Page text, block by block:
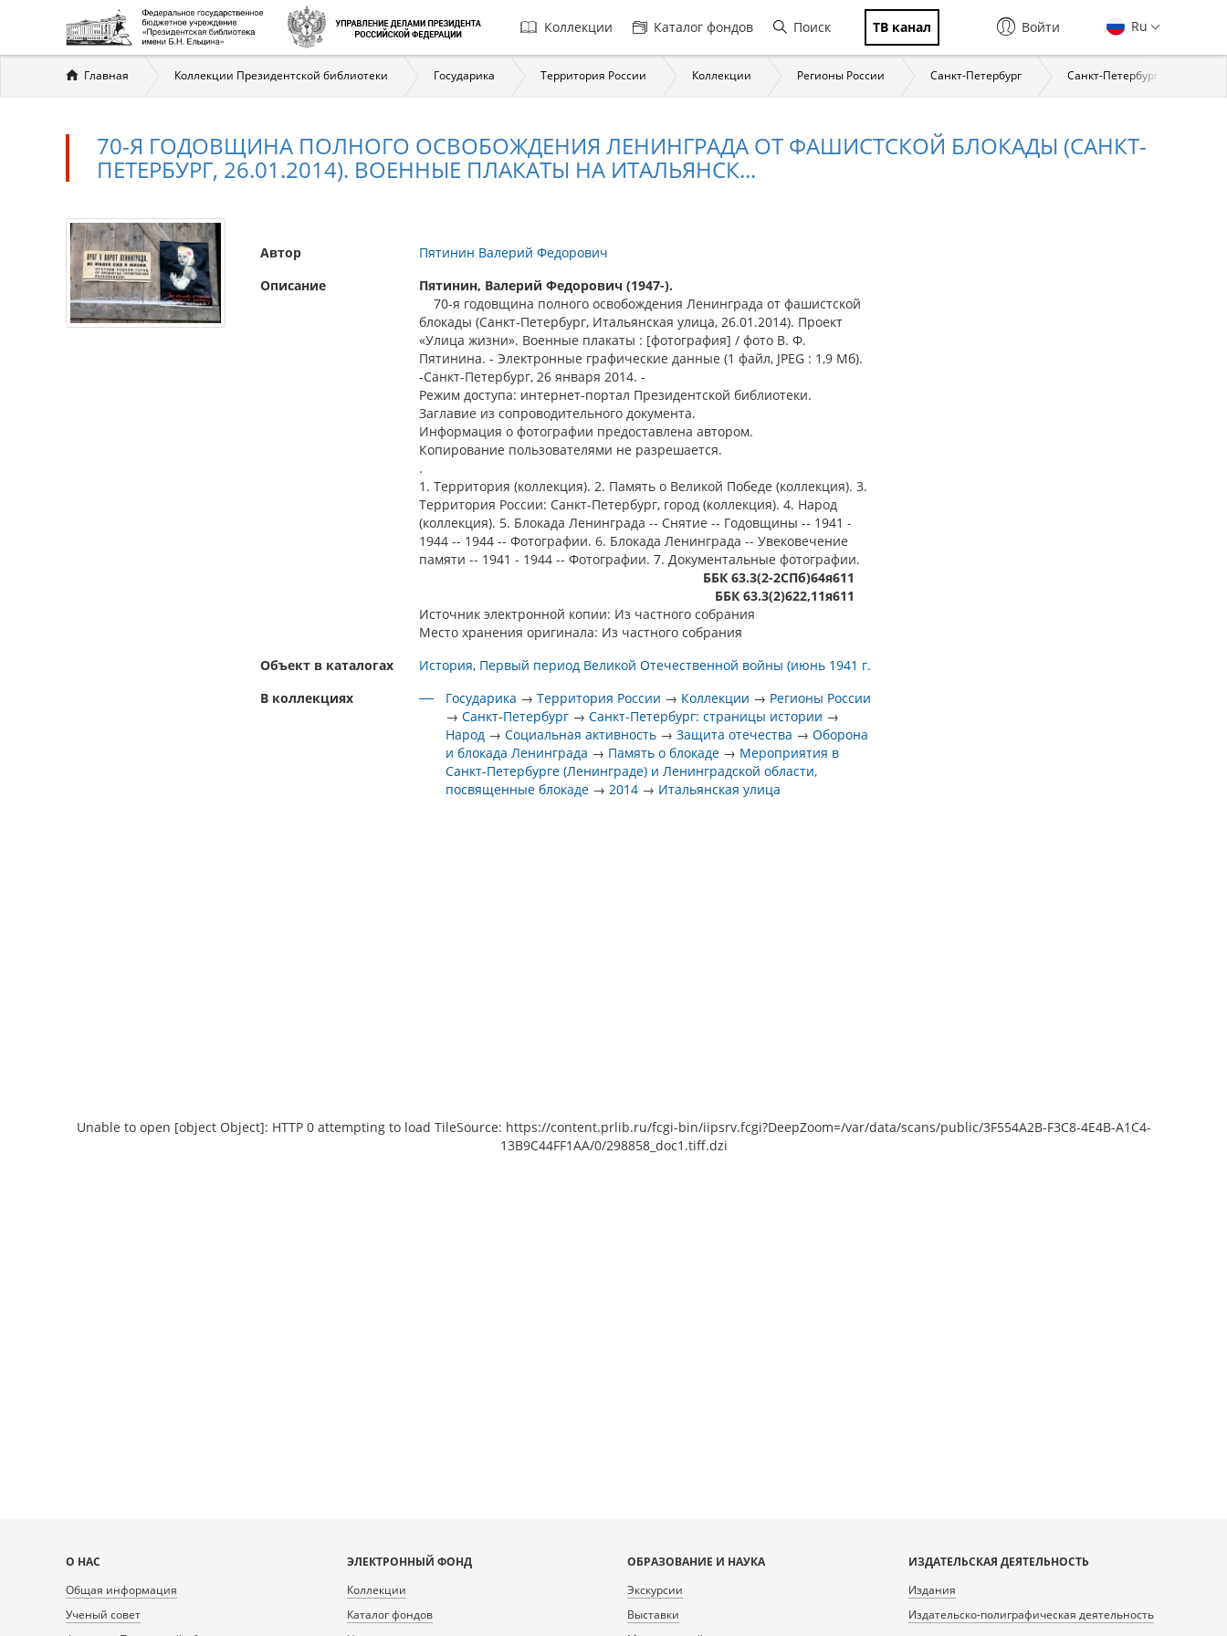
Главная
навигация
Коллекции Каталог фондов Поиск ТВ канал Ru
Войти
Вы
здесь
Главная Коллекции Президентской библиотеки Государика Территория России Коллекции Регионы России Санкт-Петербург Санкт-Петербург: страницы
70-Я ГОДОВЩИНА ПОЛНОГО ОСВОБОЖДЕНИЯ ЛЕНИНГРАДА ОТ ФАШИСТСКОЙ БЛОКАДЫ (САНКТ-
ПЕТЕРБУРГ, 26.01.2014). ВОЕННЫЕ ПЛАКАТЫ НА ИТАЛЬЯНСК...
Автор
Пятинин Валерий Федорович
Описание
Пятинин, Валерий Федорович (1947-).
70-я годовщина полного освобождения Ленинграда от фашистской
блокады (Санкт-Петербург, Итальянская улица, 26.01.2014). Проект
«Улица жизни». Военные плакаты : [фотография] / фото В. Ф.
Пятинина. - Электронные графические данные (1 файл, JPEG : 1,9 Мб).
-Санкт-Петербург, 26 января 2014. -
Режим доступа: интернет-портал Президентской библиотеки.
Заглавие из сопроводительного документа.
Информация о фотографии предоставлена автором.
Копирование пользователями не разрешается.
.
1. Территория (коллекция). 2. Память о Великой Победе (коллекция). 3.
Территория России: Санкт-Петербург, город (коллекция). 4. Народ
(коллекция). 5. Блокада Ленинграда -- Снятие -- Годовщины -- 1941 -
1944 -- 1944 -- Фотографии. 6. Блокада Ленинграда -- Увековечение
памяти -- 1941 - 1944 -- Фотографии. 7. Документальные фотографии.
ББК 63.3(2-2СПб)64я611
ББК 63.3(2)622,11я611
Источник электронной копии: Из частного собрания
Место хранения оригинала: Из частного собрания
Объект в каталогах
История Первый период Великой Отечественной войны (июнь 1941 г.
В коллекциях
Государика →Территория России → Коллекции → Регионы России
→Санкт-Петербург →Санкт-Петербург: страницы истории →
Народ →Социальная активность →Защита отечества →Оборона
и блокада Ленинграда → Память о блокаде → Мероприятия в
Санкт-Петербурге (Ленинграде) и Ленинградской области,
посвященные блокаде →2014 → Итальянская улица
Unable to open [object Object]: HTTP 0 attempting to load TileSource: https://content.prlib.ru/fcgi-bin/iipsrv.fcgi?DeepZoom=/var/data/scans/public/3F554A2B-F3C8-4E4B-A1C4-
13B9C44FF1AA/0/298858_doc1.tiff.dzi
Карта
сайта
О НАС
Общая информация
Ученый совет
ЭЛЕКТРОННЫЙ ФОНД
Коллекции
Каталог фондов
ОБРАЗОВАНИЕ И НАУКА
Экскурсии
Выставки
ИЗДАТЕЛЬСКАЯ ДЕЯТЕЛЬНОСТЬ
Издания
Издательско-полиграфическая деятельность